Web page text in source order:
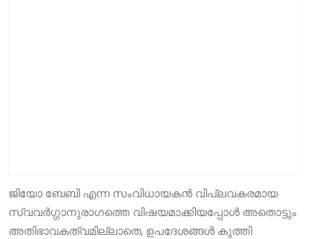
ജിയോ ബേബി എന്ന സംവിധായകൻ വിപ്ലവകരമായ
സ്വവർഗ്ഗാനുരാഗത്തെ വിഷയമാക്കിയപ്പോൾ അതൊട്ടും
അതിഭാവകത്വമില്ലാതെ, ഉപദേശങ്ങൾ കുത്തി